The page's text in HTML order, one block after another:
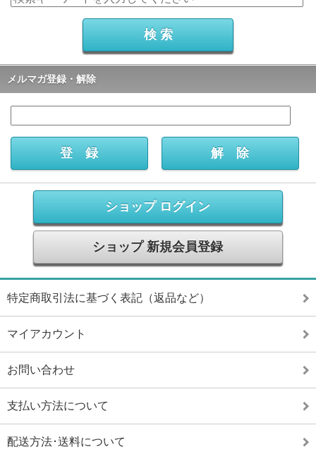
メルマガ登録・解除
ショップ ログイン
ショップ 新規会員登録
特定商取引法に基づく表記（返品など）
マイアカウント
お問い合わせ
支払い方法について
配送方法･送料について